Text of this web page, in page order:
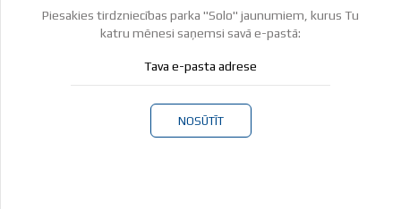
Piesakies tirdzniecības parka "Solo" jaunumiem, kurus Tu
katru mēnesi saņemsi savā e-pastā:
NOSŪTĪT